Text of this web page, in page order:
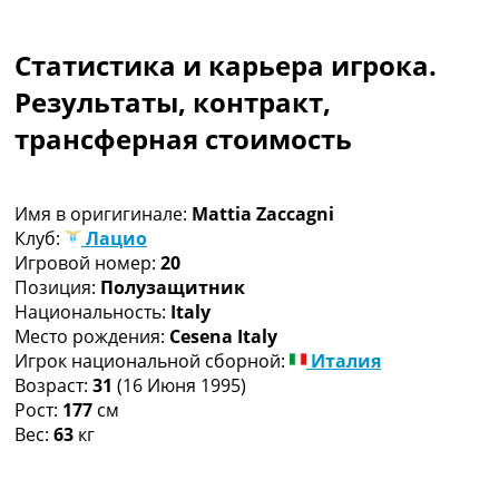
Чемпионат Мира
Украина. Премьер-Лига
Украина. Первая Лига
Лига Чемпионов
Другие Турниры >>>
Таблицы
Таблицы групп Чемпионата Мира
Украина. Премьер-Лига
Украина. Первая Лига
Лига Чемпионов. Таблицы групп
Англия. Премьер-Лига
Испания. Ла Лига
Все таблицы >>>
Рейтинги
Статистика и карьера игрока.
Результаты, контракт,
трансферная стоимость
Имя в оригигинале: Mattia Zaccagni
Клуб:
Лацио
Игровой номер: 20
Позиция: Полузащитник
Национальность: Italy
Место рождения: Cesena Italy
Игрок национальной сборной:
Италия
Возраст: 31 (16 Июня 1995)
Рост: 177 см
Вес: 63 кг